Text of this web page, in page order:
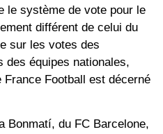
le système de vote pour le
différent de celui du
sur les votes des
des équipes nationales,
France Football est décerné
Bonmatí, du FC Barcelone,